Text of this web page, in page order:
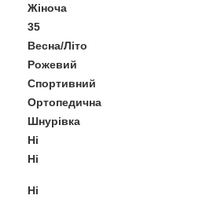
Жіноча
35
Весна/Літо
Рожевий
Спортивний
Ортопедична
Шнурівка
Ні
Ні
Ні